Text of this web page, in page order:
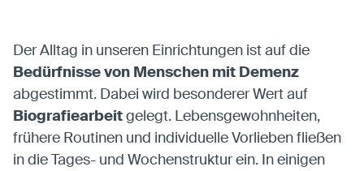
Der Alltag in unseren Einrichtungen ist auf die
Bedürfnisse von Menschen mit Demenz
abgestimmt. Dabei wird besonderer Wert auf
Biografiearbeitgelegt. Lebensgewohnheiten,
frühere Routinen und individuelle Vorlieben fließen
in die Tages- und Wochenstruktur ein. In einigen